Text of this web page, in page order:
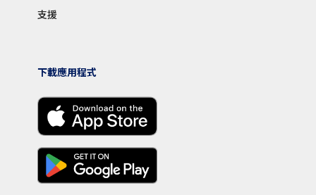
支援
下載應用程式